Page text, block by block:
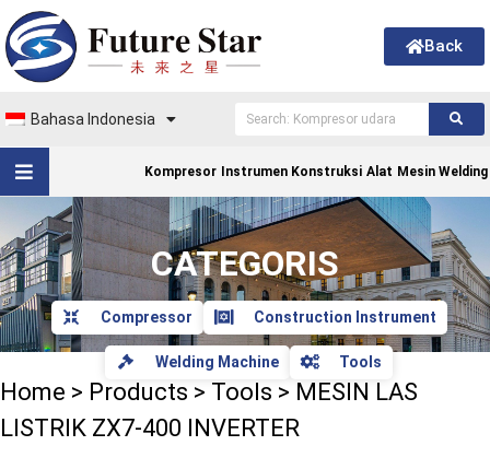
Back
Bahasa Indonesia
Kompresor Instrumen Konstruksi Alat Mesin Welding
CATEGORIS
Compressor Construction Instrument
Welding Machine Tools
Home > Products > Tools > MESIN LAS
LISTRIK ZX7-400 INVERTER